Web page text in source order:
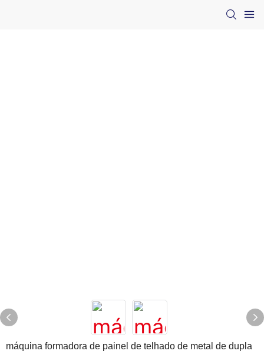
máquina formadora de painel de telhado de metal de dupla